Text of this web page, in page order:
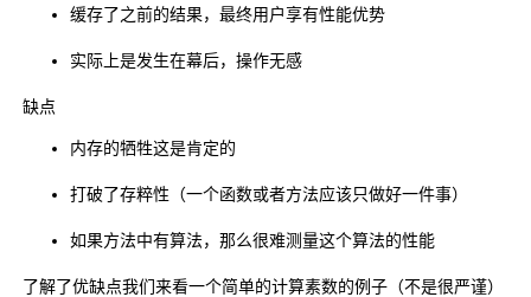
缓存了之前的结果，最终用户享有性能优势
实际上是发生在幕后，操作无感
缺点
内存的牺牲这是肯定的
打破了存粹性（一个函数或者方法应该只做好一件事）
如果方法中有算法，那么很难测量这个算法的性能
了解了优缺点我们来看一个简单的计算素数的例子（不是很严谨）